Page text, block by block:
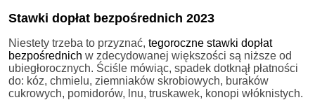
Stawki dopłat bezpośrednich 2023
Niestety trzeba to przyznać, tegoroczne stawki dopłat
bezpośrednich w zdecydowanej większości są niższe od
ubiegłorocznych. Ściśle mówiąc, spadek dotknął płatności
do: kóz, chmielu, ziemniaków skrobiowych, buraków
cukrowych, pomidorów, lnu, truskawek, konopi włóknistych.